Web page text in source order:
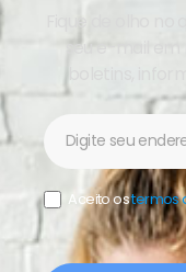
Fique de olho
seu e-mail
boletins,
Aceito ostermos